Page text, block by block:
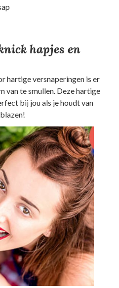
hapjes en
hartige versnaperingen is er
van te smullen. Deze hartige
bij jou als je houdt van